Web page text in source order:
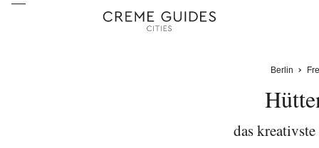
Berlin
das